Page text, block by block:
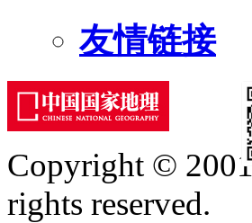
友情链接
Copyright ©
rights reserved.